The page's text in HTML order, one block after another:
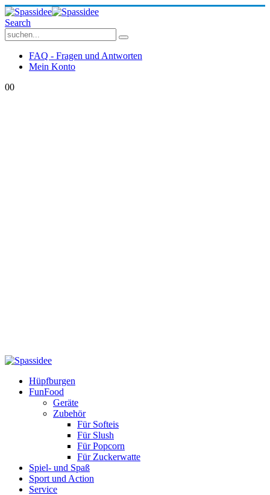
Search
FAQ - Fragen und Antworten
Mein Konto
00
Hüpfburgen
FunFood
Geräte
Zubehör
Für Softeis
Für Slush
Für Popcorn
Für Zuckerwatte
Spiel- und Spaß
Sport und Action
Service